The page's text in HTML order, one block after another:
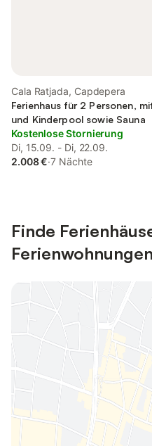
Cala Ratjada, Capdepera
Ferienhaus für 2 Personen,
und Kinderpool sowie Sauna
Kostenlose Stornierung
Di, 15.09. - Di, 22.09.
2.008 €·7 Nächte
Finde